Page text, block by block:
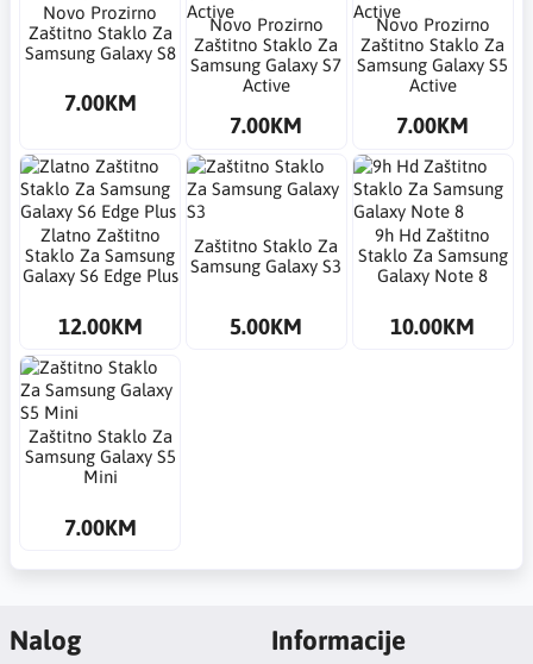
Novo Prozirno
Zaštitno Staklo Za
Samsung Galaxy S8
7.00KM
Novo Prozirno
Zaštitno Staklo Za
Samsung Galaxy S7
Active
7.00KM
Novo Prozirno
Zaštitno Staklo Za
Samsung Galaxy S5
Active
7.00KM
Zlatno Zaštitno
Staklo Za Samsung
Galaxy S6 Edge Plus
12.00KM
Zaštitno Staklo Za
Samsung Galaxy S3
5.00KM
9h Hd Zaštitno
Staklo Za Samsung
Galaxy Note 8
10.00KM
Zaštitno Staklo Za
Samsung Galaxy S5
Mini
7.00KM
Nalog Informacije